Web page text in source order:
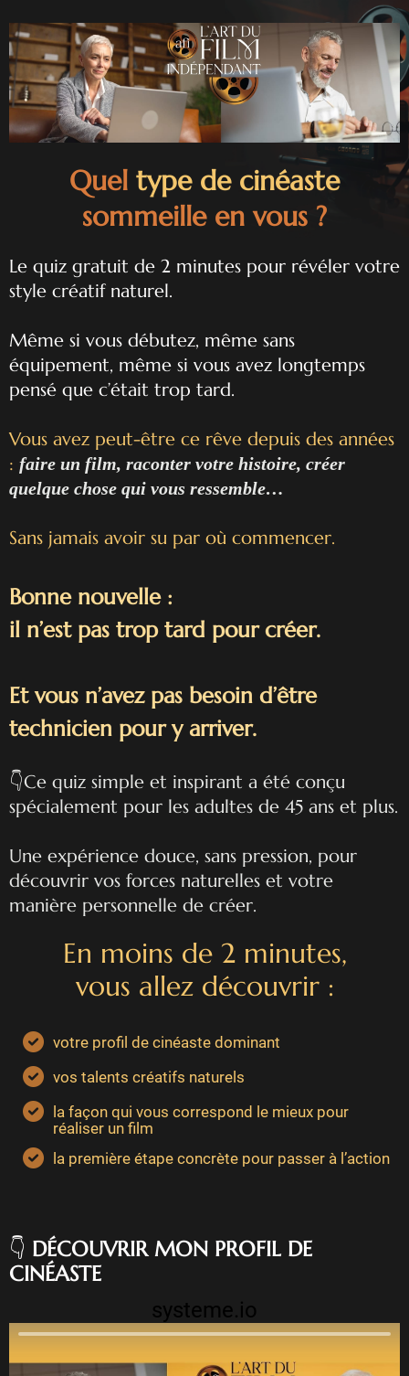
Quel type de cinéaste
sommeille en vous ?
Le quiz gratuit de 2 minutes pour révéler votre
style créatif naturel.
Même si vous débutez, même sans
équipement, même si vous avez longtemps
pensé que c’était trop tard.
Vous avez peut-être ce rêve depuis des années
: faire un film, raconter votre histoire, créer
quelque chose qui vous ressemble…
Sans jamais avoir su par où commencer.
Bonne nouvelle :
il n’est pas trop tard pour créer.
Et vous n’avez pas besoin d’être
technicien pour y arriver.
👇Ce quiz simple et inspirant a été conçu
spécialement pour les adultes de 45 ans et plus.
Une expérience douce, sans pression, pour
découvrir vos forces naturelles et votre
manière personnelle de créer.
En moins de 2 minutes,
vous allez découvrir :
votre profil de cinéaste dominant
vos talents créatifs naturels
la façon qui vous correspond le mieux pour
réaliser un film
la première étape concrète pour passer à l’action
👇 DÉCOUVRIR MON PROFIL DE
CINÉASTE
systeme.io